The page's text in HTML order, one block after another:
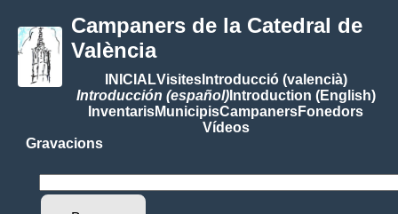
Campaners de la Catedral de
València
INICIALVisitesIntroducció (valencià)
Introducción (español)Introduction (English)
InventarisMunicipisCampanersFonedors
Vídeos
Gravacions